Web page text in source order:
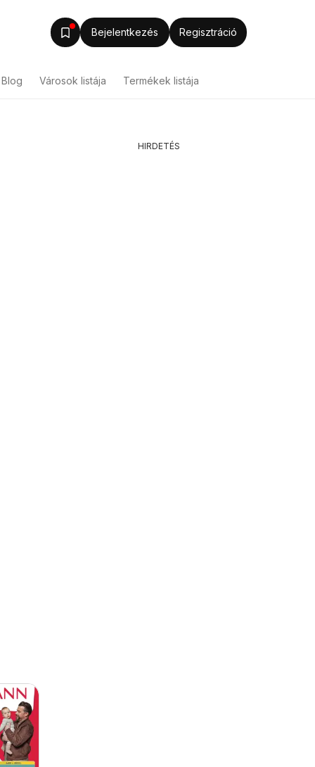
Bejelentkezés Regisztráció
Blog Városok listája Termékek listája
HIRDETÉS